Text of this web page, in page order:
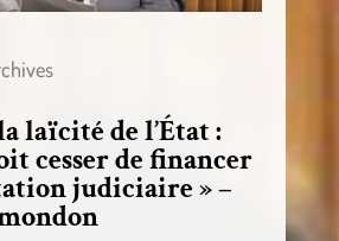
laïcité de l’État :
cesser de financer
judiciaire » –